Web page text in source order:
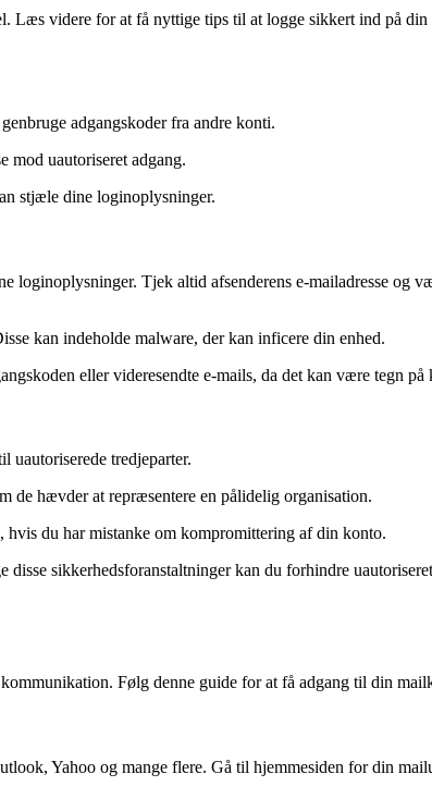
Læs videre for at få nyttige tips til at logge sikkert ind på
adgangskoder fra andre konti.
mod uautoriseret adgang.
stjæle dine loginoplysninger.
Tjek altid afsenderens e-mailadresse og
kan indeholde malware, der kan inficere din enhed.
eller videresendte e-mails, da det kan være tegn
tredjeparter.
de hævder at repræsentere en pålidelig organisation.
du har mistanke om kompromittering af din konto.
sikkerhedsforanstaltninger kan du forhindre
Følg denne guide for at få adgang til din
Yahoo og mange flere. Gå til hjemmesiden for din